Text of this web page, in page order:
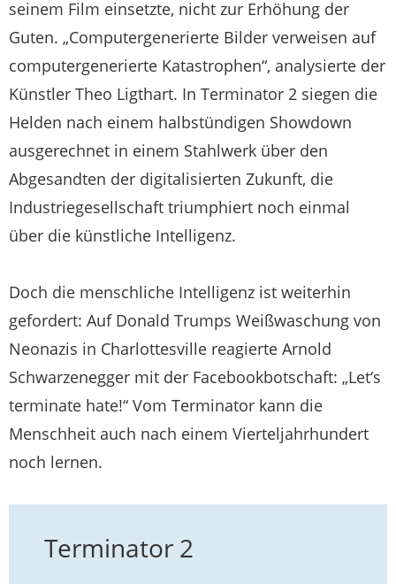
seinem Film einsetzte, nicht zur Erhöhung der
Guten. „Computergenerierte Bilder verweisen auf
computergenerierte Katastrophen“, analysierte der
Künstler Theo Ligthart. In Terminator 2 siegen die
Helden nach einem halbstündigen Showdown
ausgerechnet in einem Stahlwerk über den
Abgesandten der digitalisierten Zukunft, die
Industriegesellschaft triumphiert noch einmal
über die künstliche Intelligenz.
Doch die menschliche Intelligenz ist weiterhin
gefordert: Auf Donald Trumps Weißwaschung von
Neonazis in Charlottesville reagierte Arnold
Schwarzenegger mit der Facebookbotschaft: „Let‘s
terminate hate!“ Vom Terminator kann die
Menschheit auch nach einem Vierteljahrhundert
noch lernen.
Terminator 2